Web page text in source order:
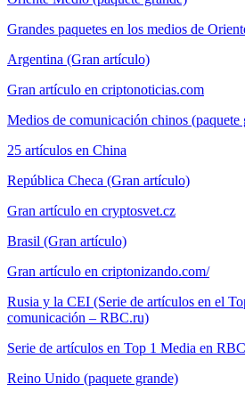
Grandes paquetes en los medios de
Argentina (Gran artículo)
Gran artículo en criptonoticias.com
Medios de comunicación chinos (paquete
25 artículos en China
República Checa (Gran artículo)
Gran artículo en cryptosvet.cz
Brasil (Gran artículo)
Gran artículo en criptonizando.com/
Rusia y la CEI (Serie de artículos en el
comunicación – RBC.ru)
Serie de artículos en Top 1 Media en
Reino Unido (paquete grande)